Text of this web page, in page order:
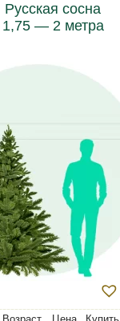
Русская сосна
1,75 — 2 метра